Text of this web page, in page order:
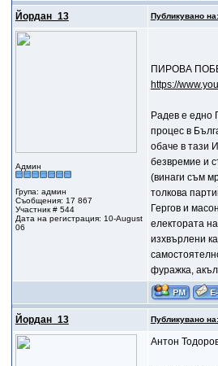
Йордан_13 Публикувано на:
Админ
Група: админ
Съобщения: 17 867
Участник # 544
Дата на регистрация: 10-August
06
ПИРОВА
https://
Радев е едно
процес в
обаче в тази
безвремие и
(винаги съм
толкова
Гергов и
електората
изхвърлени
фуражка,
Йордан_13 Публикувано на:
Антон